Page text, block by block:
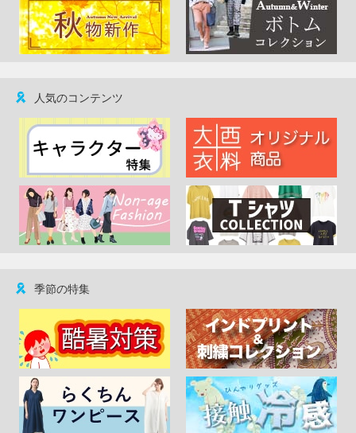
人気のコンテンツ
季節の特集